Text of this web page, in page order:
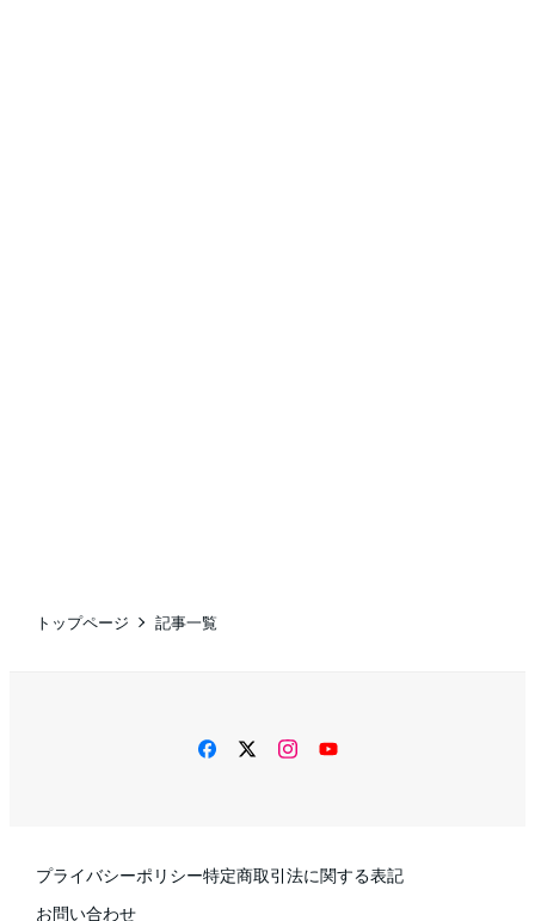
トップページ 記事一覧
facebooktwitterinstagram
YouTube
プライバシーポリシー特定商取引法に関する表記
お問い合わせ